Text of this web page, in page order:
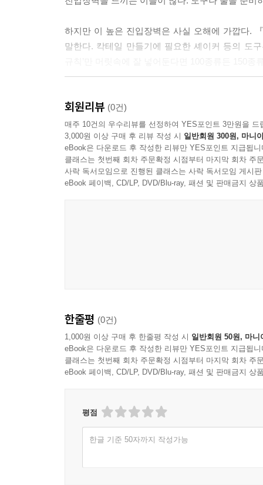
하지만 이 높은 진입장벽은 사실 오해에 가깝다.
말한다. 칵테일 만들기에 필요한 셰이커 등의 도
칵테일, 저자와 유명 바의 오리지널 레시피 등 총
있으며 각종 칵테일 경연에서 수상한 프로 바텐
클래스를 경험할 수 있을 것이다.
‘비주얼’과 ‘간편함’ 모두 담다!
오늘부터 셰킷셰킷, 칵테일의 무한한 세계로
이 책에서 주목할 또 다른 지점은 300가지의 칵
비주얼을 따라 마음에 드는 칵테일을 쉽고 빠르
흥미로운 읽을거리 또한 이 책의 매력이다.
표기하긴 하지만, 어디까지나 저자가 어림잡은
종류는 무한대로 늘어난다. 대충 만들어도 괜찮
취향에 맞춘 한 잔을 만들었다면 그것이 곧 정
회원리뷰 (0건)
매주 10건의 우수리뷰를 선정하여 YES포인트 3만원을 드
3,000원 이상 구매 후 리뷰 작성 시 일반회원 300원, 마니
eBook은 다운로드 후 작성한 리뷰만 YES포인트 지급됩니
클래스는 첫번째 회차 주문확정 시점부터 마지막 회차 주
사락 독서모임으로 진행된 클래스는 사락 독서모임 게시
eBook 페이백, CD/LP, DVD/Blu-ray, 패션 및 판매금지 상
한줄평 (0건)
1,000원 이상 구매 후 한줄평 작성 시 일반회원 50원, 마니
eBook은 다운로드 후 작성한 리뷰만 YES포인트 지급됩니
클래스는 첫번째 회차 주문확정 시점부터 마지막 회차 주
eBook 페이백, CD/LP, DVD/Blu-ray, 패션 및 판매금지 상
평점
한글 기준 50자까지 작성가능